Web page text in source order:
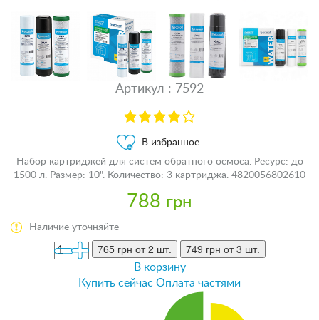
Артикул : 7592
В избранное
Набор картриджей для систем обратного осмоса. Ресурс: до
1500 л. Размер: 10". Количество: 3 картриджа. 4820056802610
788 грн
Наличие уточняйте
765 грн от 2 шт. 749 грн от 3 шт.
В корзину
Купить сейчас Оплата частями